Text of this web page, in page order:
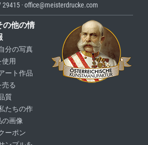
29415 · office@meisterdrucke.com
の他の情
分の写真
使用
ート作品
売る
質
たちの作
の画像
ーポン